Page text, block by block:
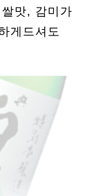
맛, 감미가
게드셔도